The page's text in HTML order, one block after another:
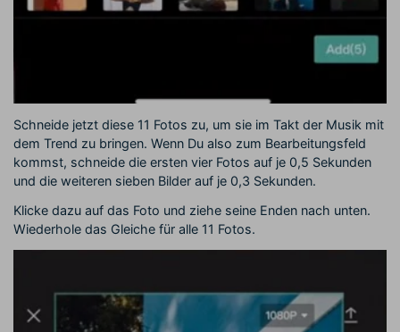
Schneide jetzt diese 11 Fotos zu, um sie im Takt der Musik mit
dem Trend zu bringen. Wenn Du also zum Bearbeitungsfeld
kommst, schneide die ersten vier Fotos auf je 0,5 Sekunden
und die weiteren sieben Bilder auf je 0,3 Sekunden.
Klicke dazu auf das Foto und ziehe seine Enden nach unten.
Wiederhole das Gleiche für alle 11 Fotos.